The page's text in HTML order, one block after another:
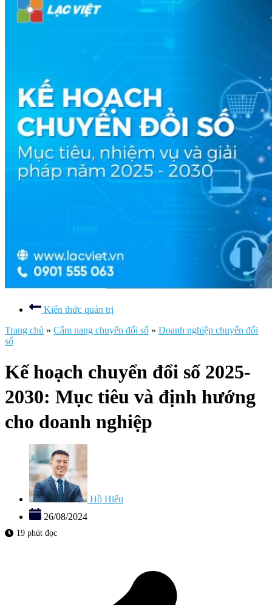
Kiến thức quản trị
Trang chủ » Cẩm nang chuyển đổi số » Doanh nghiệp chuyển đổi
số
Kế hoạch chuyển đổi số 2025-
2030: Mục tiêu và định hướng
cho doanh nghiệp
Hồ Hiếu
26/08/2024
19 phút đọc